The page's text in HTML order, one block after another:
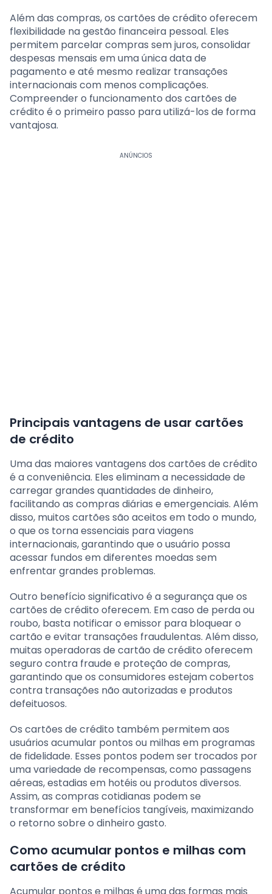
Além das compras, os cartões de crédito oferecem
flexibilidade na gestão financeira pessoal. Eles
permitem parcelar compras sem juros, consolidar
despesas mensais em uma única data de
pagamento e até mesmo realizar transações
internacionais com menos complicações.
Compreender o funcionamento dos cartões de
crédito é o primeiro passo para utilizá-los de forma
vantajosa.
ANÚNCIOS
Principais vantagens de usar cartões
de crédito
Uma das maiores vantagens dos cartões de crédito
é a conveniência. Eles eliminam a necessidade de
carregar grandes quantidades de dinheiro,
facilitando as compras diárias e emergenciais. Além
disso, muitos cartões são aceitos em todo o mundo,
o que os torna essenciais para viagens
internacionais, garantindo que o usuário possa
acessar fundos em diferentes moedas sem
enfrentar grandes problemas.
Outro benefício significativo é a segurança que os
cartões de crédito oferecem. Em caso de perda ou
roubo, basta notificar o emissor para bloquear o
cartão e evitar transações fraudulentas. Além disso,
muitas operadoras de cartão de crédito oferecem
seguro contra fraude e proteção de compras,
garantindo que os consumidores estejam cobertos
contra transações não autorizadas e produtos
defeituosos.
Os cartões de crédito também permitem aos
usuários acumular pontos ou milhas em programas
de fidelidade. Esses pontos podem ser trocados por
uma variedade de recompensas, como passagens
aéreas, estadias em hotéis ou produtos diversos.
Assim, as compras cotidianas podem se
transformar em benefícios tangíveis, maximizando
o retorno sobre o dinheiro gasto.
Como acumular pontos e milhas com
cartões de crédito
Acumular pontos e milhas é uma das formas mais